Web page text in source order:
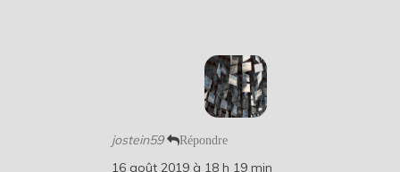
jostein59 Répondre
16 août 2019 à 18 h 19 min